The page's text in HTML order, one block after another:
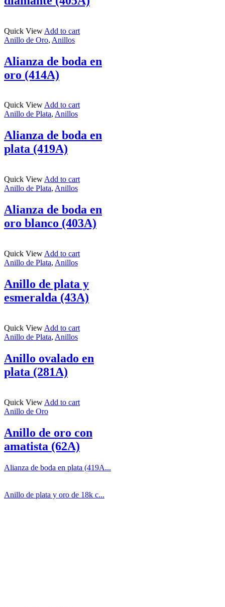
Quick View Add to cart
Anillo de Oro, Anillos
Alianza de boda en
oro (414A)
Quick ViewAdd to cart
Anillo de Plata, Anillos
Alianza de boda en
plata (419A)
Quick View Add to cart
Anillo de Plata, Anillos
Alianza de boda en
oro blanco (403A)
Quick View Add to cart
Anillo de Plata, Anillos
Anillo de plata y
esmeralda (43A)
Quick View Add to cart
Anillo de Plata, Anillos
Anillo ovalado en
plata (281A)
Quick View Add to cart
Anillo de Oro
Anillo de oro con
amatista (62A)
Alianza de boda en plata (419A...
Anillo de plata y oro de 18k c...